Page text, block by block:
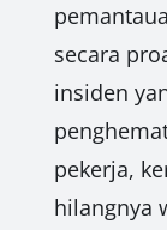
secara
insiden
pekerja,
hilangnya